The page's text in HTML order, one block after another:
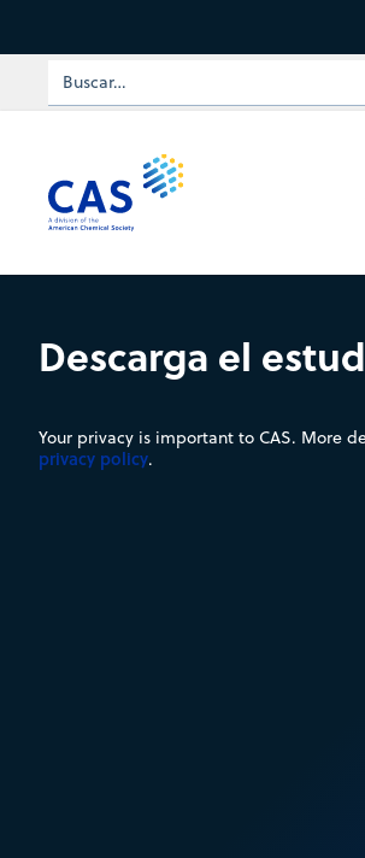
Descarga el
Your privacy is important to CAS. More
privacy policy.